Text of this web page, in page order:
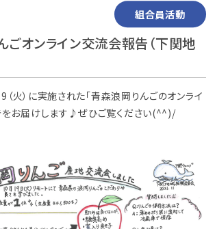
オンライン交流会報告（下関地
組合員活動
火）に実施された「青森浪岡りんごのオンライ
をお届けします♪ぜひご覧ください(^^)/